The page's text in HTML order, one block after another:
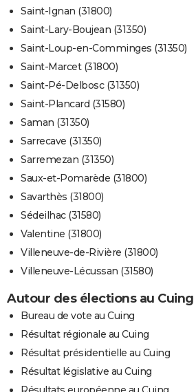
Saint-Ignan (31800)
Saint-Lary-Boujean (31350)
Saint-Loup-en-Comminges (31350)
Saint-Marcet (31800)
Saint-Pé-Delbosc (31350)
Saint-Plancard (31580)
Saman (31350)
Sarrecave (31350)
Sarremezan (31350)
Saux-et-Pomarède (31800)
Savarthès (31800)
Sédeilhac (31580)
Valentine (31800)
Villeneuve-de-Rivière (31800)
Villeneuve-Lécussan (31580)
Autour des élections au Cuing
Bureau de vote au Cuing
Résultat régionale au Cuing
Résultat présidentielle au Cuing
Résultat législative au Cuing